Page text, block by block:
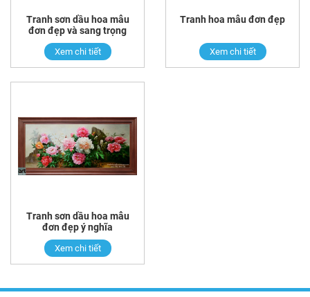
Tranh sơn dầu hoa mẫu
đơn đẹp và sang trọng
Xem chi tiết
Tranh hoa mẫu đơn đẹp
Xem chi tiết
Tranh sơn dầu hoa mẫu
đơn đẹp ý nghĩa
Xem chi tiết